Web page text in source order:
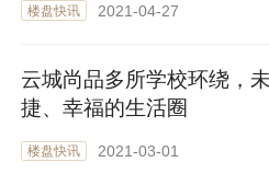
楼盘快讯 2021-04-27
云城尚品多所学校环绕，
捷、幸福的生活圈
楼盘快讯 2021-03-01